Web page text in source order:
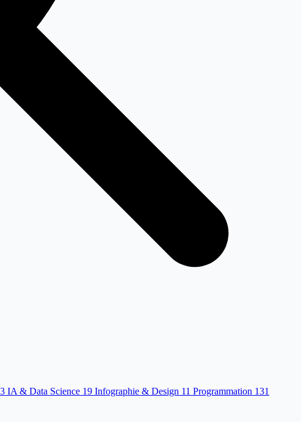
IA & Data Science 19 Infographie & Design 11 Programmation 131